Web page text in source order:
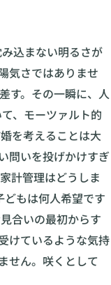
込まない明るさが
気さではありませ
す。その一瞬に、人
、モーツァルト的
を考えることは大
問いを投げかけすぎ
計管理はどうしま
もは何人希望です
合いの最初からす
けているような気持
せん。咲くとして